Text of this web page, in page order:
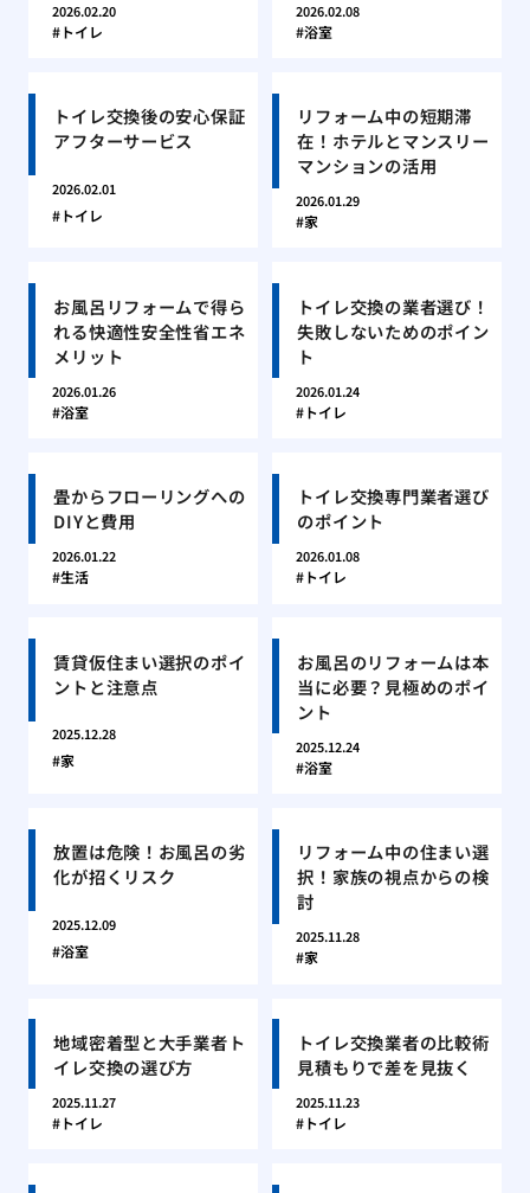
2026.02.20
トイレ
2026.02.08
浴室
トイレ交換後の安心保証
アフターサービス
2026.02.01
トイレ
リフォーム中の短期滞
在！ホテルとマンスリー
マンションの活用
2026.01.29
家
お風呂リフォームで得ら
れる快適性安全性省エネ
メリット
2026.01.26
浴室
トイレ交換の業者選び！
失敗しないためのポイン
ト
2026.01.24
トイレ
畳からフローリングへの
DIYと費用
2026.01.22
生活
トイレ交換専門業者選び
のポイント
2026.01.08
トイレ
賃貸仮住まい選択のポイ
ントと注意点
2025.12.28
家
お風呂のリフォームは本
当に必要？見極めのポイ
ント
2025.12.24
浴室
放置は危険！お風呂の劣
化が招くリスク
2025.12.09
浴室
リフォーム中の住まい選
択！家族の視点からの検
討
2025.11.28
家
地域密着型と大手業者ト
イレ交換の選び方
2025.11.27
トイレ
トイレ交換業者の比較術
見積もりで差を見抜く
2025.11.23
トイレ